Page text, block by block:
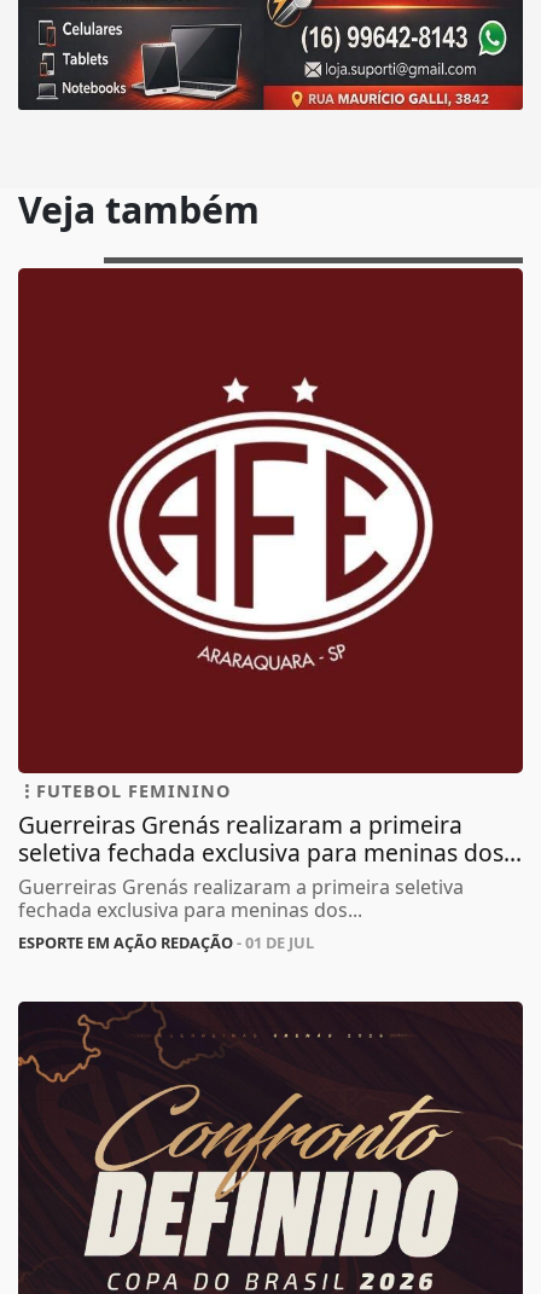
Veja também
FUTEBOL FEMININO
Guerreiras Grenás realizaram a primeira
seletiva fechada exclusiva para meninas dos...
Guerreiras Grenás realizaram a primeira seletiva
fechada exclusiva para meninas dos...
ESPORTE EM AÇÃO REDAÇÃO- 01 DE JUL